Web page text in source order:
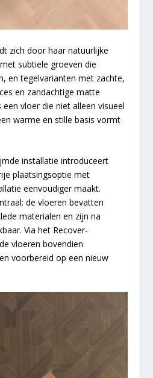
zich door haar natuurlijke
subtiele groeven die
en tegelvarianten met zachte,
en zandachtige matte
vloer die niet alleen visueel
warme en stille basis vormt
installatie introduceert
plaatsingsoptie met
eenvoudiger maakt.
de vloeren bevatten
materialen en zijn na
Via het Recover-
vloeren bovendien
voorbereid op een nieuw